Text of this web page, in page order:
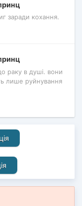
заради кохання.
раку в душі. вони
лише руйнування